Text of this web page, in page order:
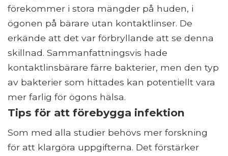
förekommer i stora mängder på huden, i
ögonen på bärare utan kontaktlinser. De
erkände att det var förbryllande att se denna
skillnad. Sammanfattningsvis hade
kontaktlinsbärare färre bakterier, men den typ
av bakterier som hittades kan potentiellt vara
mer farlig för ögons hälsa.
Tips för att förebygga infektion
Som med alla studier behövs mer forskning
för att klargöra uppgifterna. Det förstärker